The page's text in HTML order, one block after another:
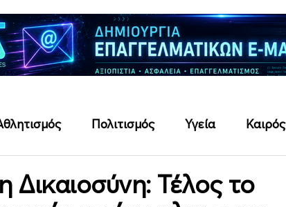
Πολιτισμός Υγεία Καιρός
Τέλος το